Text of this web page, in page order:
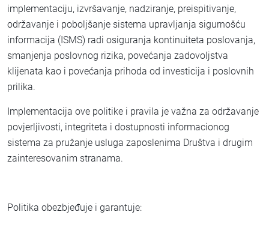
implementaciju, izvršavanje, nadziranje, preispitivanje,
održavanje i poboljšanje sistema upravljanja sigurnošću
informacija (ISMS) radi osiguranja kontinuiteta poslovanja,
smanjenja poslovnog rizika, povećanja zadovoljstva
klijenata kao i povećanja prihoda od investicija i poslovnih
prilika.
Implementacija ove politike i pravila je važna za održavanje
povjerljivosti, integriteta i dostupnosti informacionog
sistema za pružanje usluga zaposlenima Društva i drugim
zainteresovanim stranama.
Politika obezbjeđuje i garantuje: